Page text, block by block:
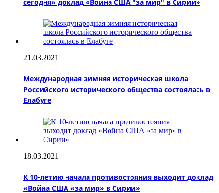
сегодня» доклад «Война США "за мир" в Сирии»
21.03.2021
Международная зимняя историческая школа
Российского исторического общества состоялась в
Елабуге
18.03.2021
К 10-летию начала противостояния выходит доклад
«Война США «за мир» в Сирии»